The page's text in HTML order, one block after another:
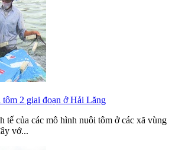
2 giai đoạn ở Hải Lăng
tế của các mô hình nuôi tôm ở các xã vùng
vớ...